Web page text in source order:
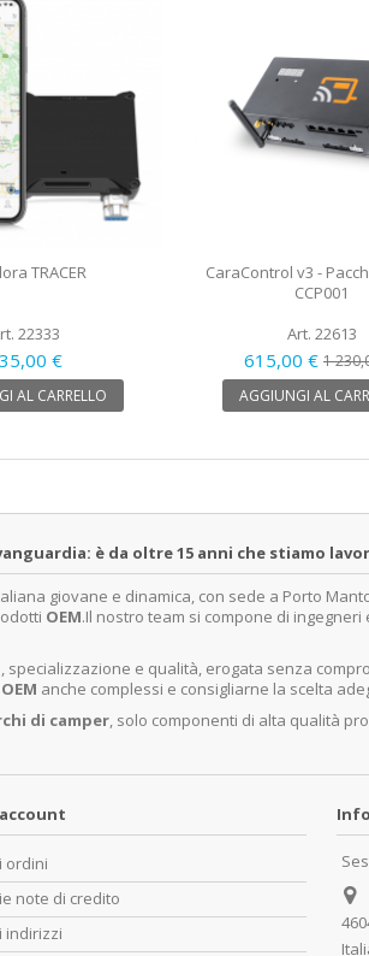
TRACER
22333
€
AL CARRELLO
CaraControl v3 -
CCP001
Art. 22613
615,00 € 1
AGGIUNGI AL
è da oltre 15 anni che stiamo
giovane e dinamica, con sede a Porto
OEM.Il nostro team si compone di
specializzazione e qualità, erogata senza
anche complessi e consigliarne la scelta
di camper, solo componenti di alta qualità
ordini
note di credito
indirizzi